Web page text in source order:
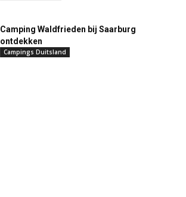
Camping Waldfrieden bij Saarburg
ontdekken
Campings Duitsland